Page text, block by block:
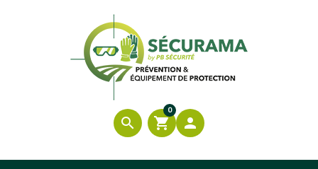
search shopping_cart
0
